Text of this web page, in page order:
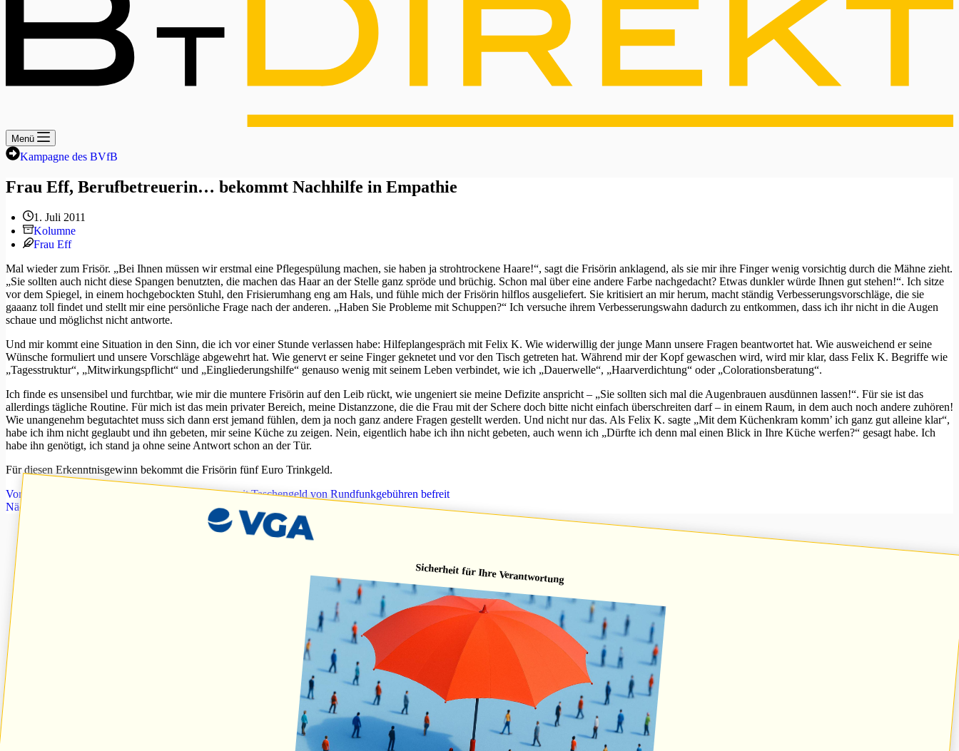
Menü
Kampagne des BVfB
Frau Eff, Berufbetreuerin… bekommt Nachhilfe in Empathie
1. Juli 2011
Kolumne
Frau Eff
Mal wieder zum Frisör. „Bei Ihnen müssen wir erstmal eine Pflegespülung machen, sie haben ja strohtrockene Haare!“, sagt die Frisörin anklagend, als sie mir ihre Finger wenig vorsichtig durch die Mähne zieht.
„Sie sollten auch nicht diese Spangen benutzten, die machen das Haar an der Stelle ganz spröde und brüchig. Schon mal über eine andere Farbe nachgedacht? Etwas dunkler würde Ihnen gut stehen!“. Ich sitze
vor dem Spiegel, in einem hochgebockten Stuhl, den Frisierumhang eng am Hals, und fühle mich der Frisörin hilflos ausgeliefert. Sie kritisiert an mir herum, macht ständig Verbesserungsvorschläge, die sie
gaaanz toll findet und stellt mir eine persönliche Frage nach der anderen. „Haben Sie Probleme mit Schuppen?“ Ich versuche ihrem Verbesserungswahn dadurch zu entkommen, dass ich ihr nicht in die Augen
schaue und möglichst nicht antworte.
Und mir kommt eine Situation in den Sinn, die ich vor einer Stunde verlassen habe: Hilfeplangespräch mit Felix K. Wie widerwillig der junge Mann unsere Fragen beantwortet hat. Wie ausweichend er seine
Wünsche formuliert und unsere Vorschläge abgewehrt hat. Wie genervt er seine Finger geknetet und vor den Tisch getreten hat. Während mir der Kopf gewaschen wird, wird mir klar, dass Felix K. Begriffe wie
„Tagesstruktur“, „Mitwirkungspflicht“ und „Eingliederungshilfe“ genauso wenig mit seinem Leben verbindet, wie ich „Dauerwelle“, „Haarverdichtung“ oder „Colorationsberatung“.
Ich finde es unsensibel und furchtbar, wie mir die muntere Frisörin auf den Leib rückt, wie ungeniert sie meine Defizite anspricht – „Sie sollten sich mal die Augenbrauen ausdünnen lassen!“. Für sie ist das
allerdings tägliche Routine. Für mich ist das mein privater Bereich, meine Distanzzone, die die Frau mit der Schere doch bitte nicht einfach überschreiten darf – in einem Raum, in dem auch noch andere zuhören!
Wie unangenehm begutachtet muss sich dann erst jemand fühlen, dem ja noch ganz andere Fragen gestellt werden. Und nicht nur das. Als Felix K. sagte „Mit dem Küchenkram komm’ ich ganz gut alleine klar“,
habe ich ihm nicht geglaubt und ihn gebeten, mir seine Küche zu zeigen. Nein, eigentlich habe ich ihn nicht gebeten, auch wenn ich „Dürfte ich denn mal einen Blick in Ihre Küche werfen?“ gesagt habe. Ich
habe ihn genötigt, ich stand ja ohne seine Antwort schon an der Tür.
Für diesen Erkenntnisgewinn bekommt die Frisörin fünf Euro Trinkgeld.
Vorheriger
Insassen des Maßregelvollzugs mit Taschengeld von Rundfunkgebühren befreit
Nächster
Änderungen betreuungsrechtlicher Regelungen vorgeschlagen
Sicherheit für Ihre Verantwortung